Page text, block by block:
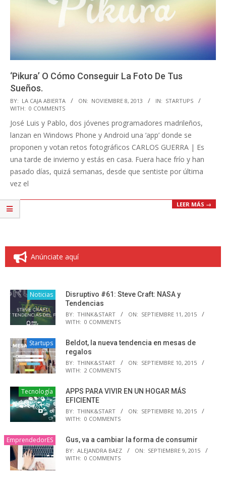
‘Pikura’ O Cómo Conseguir La Foto De Tus
Sueños.
2013-
11-
08
BY: LA CAJA ABIERTA ON: NOVIEMBRE 8, 2013 IN: STARTUPS
WITH: 0 COMMENTS
José Luis y Pablo, dos jóvenes programadores madrileños,
lanzan en Windows Phone y Android una ‘app’ donde se
proponen y votan retos fotográficos CARLOS GUERRA | Es
una tarde de invierno y estás en casa. Fuera hace frío y han
pasado días, quizá semanas, desde que sentiste por última
vez el
LEER MÁS →
Anúnciate aquí
Noticias
Disruptivo #61: Steve Craft: NASA y
Tendencias
BY: THINK&START ON: SEPTIEMBRE 11, 2015
WITH: 0 COMMENTS
Startups
Beldot, la nueva tendencia en mesas de
regalos
BY: THINK&START ON: SEPTIEMBRE 10, 2015
WITH: 2 COMMENTS
Tecnología
APPS PARA VIVIR EN UN HOGAR MÁS
EFICIENTE
BY: THINK&START ON: SEPTIEMBRE 10, 2015
WITH: 0 COMMENTS
EmprendedorES Gus, va a cambiar la forma de consumir
BY: ALEJANDRA BAEZ ON: SEPTIEMBRE 9, 2015
WITH: 0 COMMENTS